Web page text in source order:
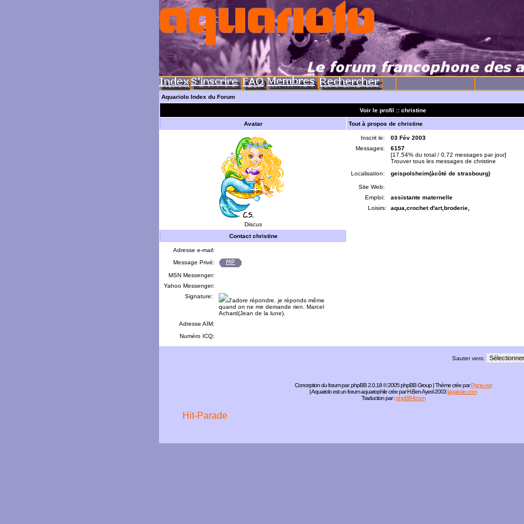
Aquariolo Index du Forum
Voir le profil :: christine
Avatar Tout à propos de christine
Discus
Inscrit le:
03 Fév 2003
Messages:
6157
[17.54% du total / 0.72 messages par jour]
Trouver tous les messages de christine
Localisation:
geispolsheim(àcôté de strasbourg)
Site Web:
Emploi:
assistante maternelle
Loisirs:
aqua,crochet d'art,broderie,
Contact christine
Adresse e-mail:
Message Privé:
MSN Messenger:
Yahoo Messenger:
Signature:
J'adore répondre. je réponds même
quand on ne me demande rien. Marcel
Achard(Jean de la lune).
Adresse AIM:
Numéro ICQ:
Sauter vers:
Conception du forum par:phpBB2.0.18 © 2005 phpBB Group | Thème crée parPigne.net
| Aquariolo est un forum aquariophile crée par H.Ben Ayed-2003lagalaxie.com
Traduction par :phpBB-fr.com